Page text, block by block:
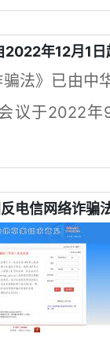
年12月1日
法》已由中
议于2022
电信网络诈骗